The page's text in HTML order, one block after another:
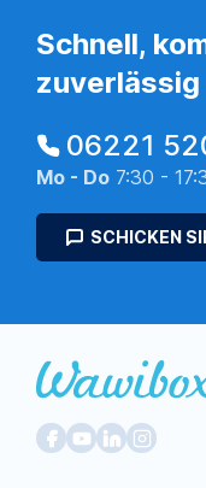
Schnell,
zuverlässig
06221
Mo - Do 7:30 -
SCHICKEN